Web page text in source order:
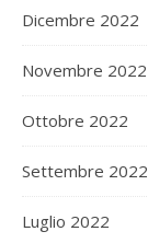
Dicembre 2022
Novembre 2022
Ottobre 2022
Settembre 2022
Luglio 2022